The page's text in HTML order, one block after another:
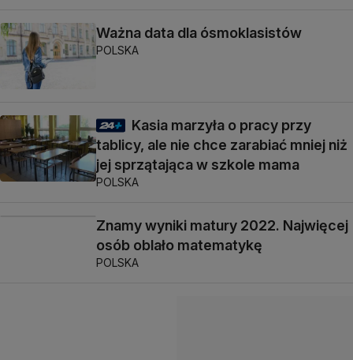
Ważna data dla ósmoklasistów
POLSKA
Kasia marzyła o pracy przy
tablicy, ale nie chce zarabiać mniej niż
jej sprzątająca w szkole mama
POLSKA
Znamy wyniki matury 2022. Najwięcej
osób oblało matematykę
POLSKA